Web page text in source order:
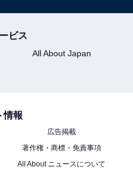
ビス
All About Japan
情報
広告掲載
著作権・商標・免責事項
All About ニュースについて